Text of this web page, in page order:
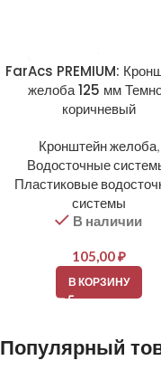
FarAcs PREMIUM:
желоба 125 мм
коричневый
Кронштейн желоба,
Водосточные
Пластиковые
системы
В наличии
105,00₽
В КОРЗИНУ
Популярный